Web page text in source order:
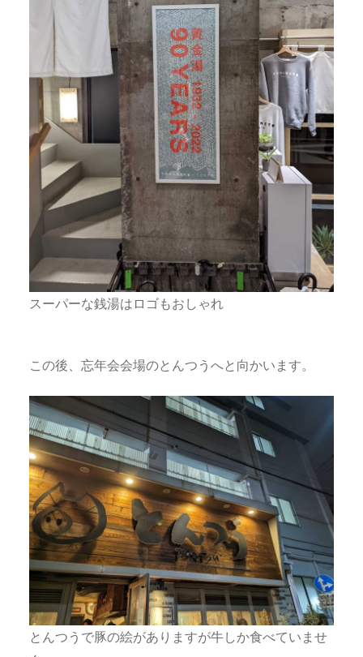
スーパーな銭湯はロゴもおしゃれ
この後、忘年会会場のとんつうへと向かいます。
とんつうで豚の絵がありますが牛しか食べていませ